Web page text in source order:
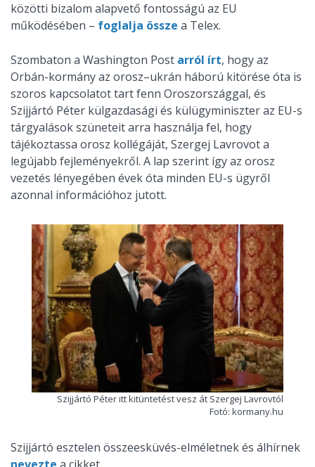
közötti bizalom alapvető fontosságú az EU
működésében – foglalja össze a Telex.
Szombaton a Washington Post arról írt, hogy az
Orbán-kormány az orosz–ukrán háború kitörése óta is
szoros kapcsolatot tart fenn Oroszországgal, és
Szijjártó Péter külgazdasági és külügyminiszter az EU-s
tárgyalások szüneteit arra használja fel, hogy
tájékoztassa orosz kollégáját, Szergej Lavrovot a
legújabb fejleményekről. A lap szerint így az orosz
vezetés lényegében évek óta minden EU-s ügyről
azonnal információhoz jutott.
Szijjártó Péter itt kitüntetést vesz át Szergej Lavrovtól
Fotó: kormany.hu
Szijjártó esztelen összeesküvés-elméletnek és álhírnek